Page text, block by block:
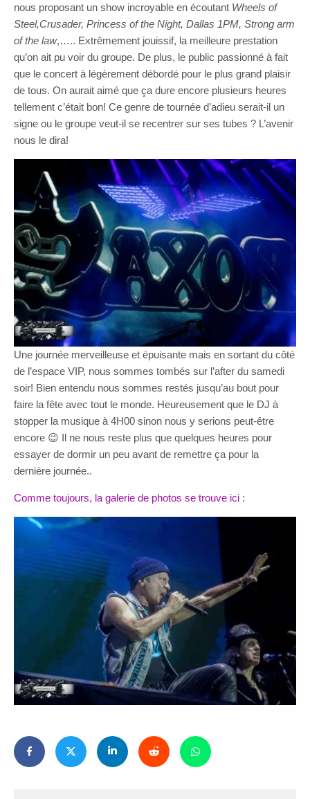
nous proposant un show incroyable en écoutant Wheels of
Steel,Crusader, Princess of the Night, Dallas 1PM, Strong arm
of the law,….. Extrêmement jouissif, la meilleure prestation
qu’on ait pu voir du groupe. De plus, le public passionné à fait
que le concert à légèrement débordé pour le plus grand plaisir
de tous. On aurait aimé que ça dure encore plusieurs heures
tellement c’était bon! Ce genre de tournée d’adieu serait-il un
signe ou le groupe veut-il se recentrer sur ses tubes ? L’avenir
nous le dira!
Une journée merveilleuse et épuisante mais en sortant du côté
de l’espace VIP, nous sommes tombés sur l’after du samedi
soir! Bien entendu nous sommes restés jusqu’au bout pour
faire la fête avec tout le monde. Heureusement que le DJ à
stopper la musique à 4H00 sinon nous y serions peut-être
encore 😉 Il ne nous reste plus que quelques heures pour
essayer de dormir un peu avant de remettre ça pour la
dernière journée..
Comme toujours, la galerie de photos se trouve ici :